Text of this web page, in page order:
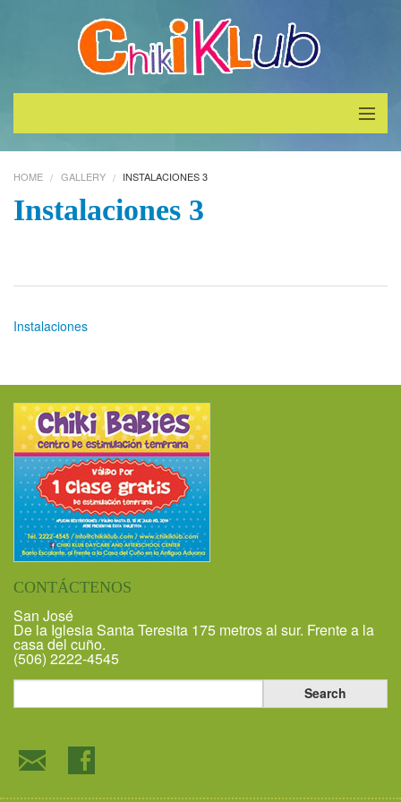
Inicio
¿Quiénes Somos?
Galeria
Contáctenos
HOME GALLERY INSTALACIONES 3
Instalaciones 3
Instalaciones
CONTÁCTENOS
San José
De la Iglesia Santa Teresita 175 metros al sur. Frente a la
casa del cuño.
(506) 2222-4545